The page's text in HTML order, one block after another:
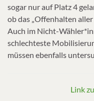
sogar nur auf Platz 4
ob das „Offenhalten
Auch im Nicht-
schlechteste
müssen ebenfalls
Link